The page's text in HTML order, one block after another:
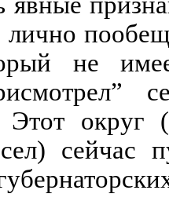
не
Этот
сейчас